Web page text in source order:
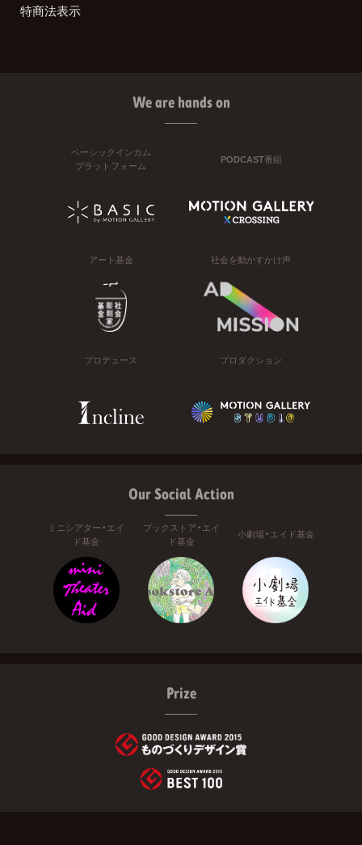
特商法表示
We are hands on
ベーシックインカム
プラットフォーム
PODCAST番組
アート基金 社会を動かすかけ声
プロデュース プロダクション
Our Social Action
ミニシアター・エイ
ド基金
ブックストア・エイ
ド基金
小劇場・エイド基金
Prize